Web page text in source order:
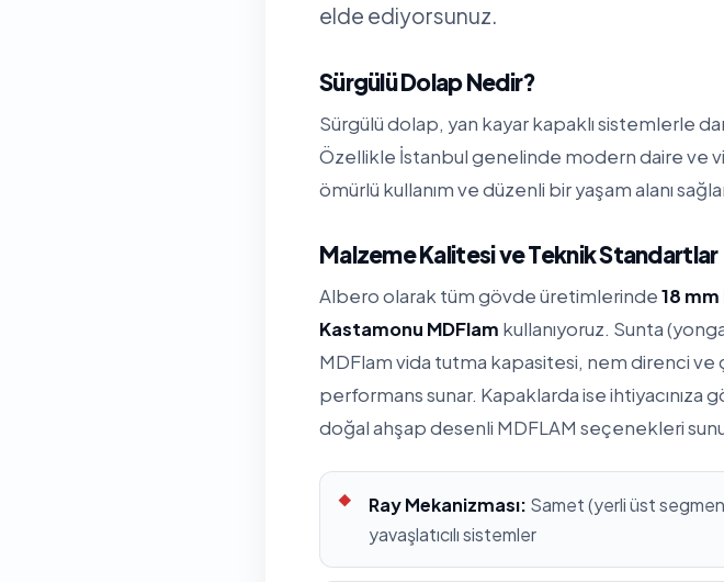
elde ediyorsunuz.
Sürgülü Dolap Nedir?
Sürgülü dolap, yan kayar kapaklı sistemlerle
Özellikle İstanbul genelinde modern daire ve
ömürlü kullanım ve düzenli bir yaşam alanı
Malzeme Kalitesi ve Teknik Standartlar
Albero olarak tüm gövde üretimlerinde18 mm
Kastamonu MDFlam kullanıyoruz. Sunta
MDFlam vida tutma kapasitesi, nem direnci ve
performans sunar. Kapaklarda ise ihtiyacınıza
doğal ahşap desenli MDFLAM seçenekleri
Ray Mekanizması: Samet (yerli üst
yavaşlatıcılı sistemler